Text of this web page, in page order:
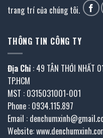
trang trí của chúng tôi.
THÔNG TIN CÔNG TY
Địa Chỉ : 49 TÂN THỚI NHẤT
TP.HCM
MST : 0315031001-001
Phone : 0934.115.897
Email :
Website: